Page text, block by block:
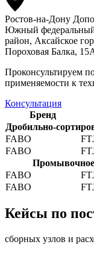
Ростов-на-Дону
Южный федеральный
район, Аксайское
Пороховая Балка,
Проконсультируем
применяемости к
Консультация
Бренд
Дробильно-
FABO
FABO
Промывочное
FABO
FABO
Кейсы по
сборных узлов и